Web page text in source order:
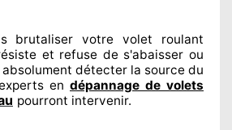
brutaliser votre volet roulant
et refuse de s'abaisser ou
détecter la source du
en dépannage de volets
pourront intervenir.